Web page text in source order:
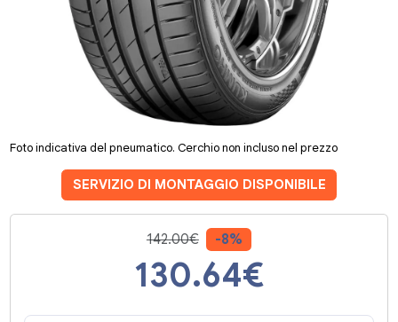
Foto indicativa del pneumatico. Cerchio non incluso nel prezzo
SERVIZIO DI MONTAGGIO DISPONIBILE
142.00€ -8%
130.64€